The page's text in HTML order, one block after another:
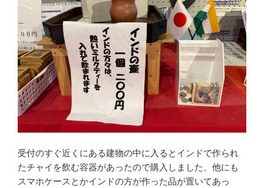
受付のすぐ近くにある建物の中に入るとインドで作られ
たチャイを飲む容器があったので購入しました、他にも
スマホケースとかインドの方が作った品が置いてあっ